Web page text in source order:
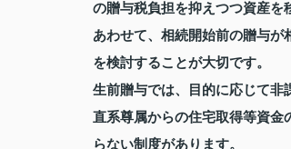
の贈与税負担を抑えつつ資産を
あわせて、相続開始前の贈与
を検討することが大切です。
生前贈与では、目的に応じて非
直系尊属からの住宅取得等資金
らない制度があります。